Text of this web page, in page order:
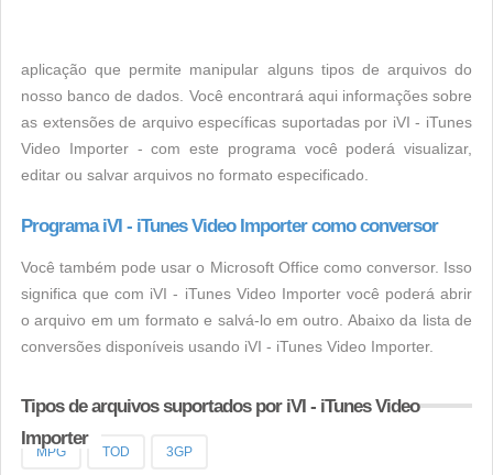
aplicação que permite manipular alguns tipos de arquivos do
nosso banco de dados. Você encontrará aqui informações sobre
as extensões de arquivo específicas suportadas por iVI - iTunes
Video Importer - com este programa você poderá visualizar,
editar ou salvar arquivos no formato especificado.
Programa iVI - iTunes Video Importer como conversor
Você também pode usar o Microsoft Office como conversor. Isso
significa que com iVI - iTunes Video Importer você poderá abrir
o arquivo em um formato e salvá-lo em outro. Abaixo da lista de
conversões disponíveis usando iVI - iTunes Video Importer.
Tipos de arquivos suportados por iVI - iTunes Video
Importer
MPG TOD 3GP